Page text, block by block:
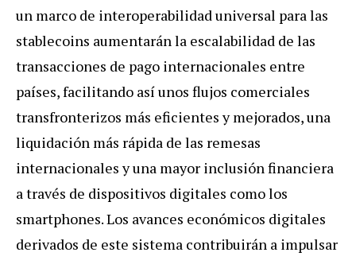
un marco de interoperabilidad universal para las
stablecoins aumentarán la escalabilidad de las
transacciones de pago internacionales entre
países, facilitando así unos flujos comerciales
transfronterizos más eficientes y mejorados, una
liquidación más rápida de las remesas
internacionales y una mayor inclusión financiera
a través de dispositivos digitales como los
smartphones. Los avances económicos digitales
derivados de este sistema contribuirán a impulsar